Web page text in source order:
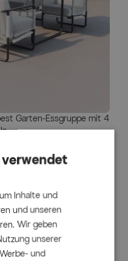
Garten-Essgruppe mit 4
Inhalte und
und unseren
Wir geben
unserer
und